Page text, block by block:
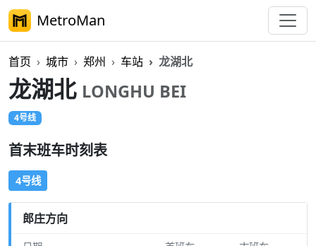
MetroMan
首页 城市 郑州 车站 龙湖北
龙湖北 LONGHU BEI
4号线
首末班车时刻表
4号线
郎庄方向